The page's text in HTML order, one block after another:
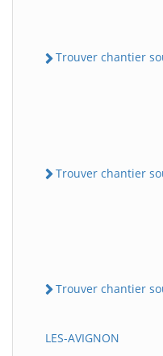
Trouver chantier
Trouver chantier
Trouver chantier
LES-AVIGNON